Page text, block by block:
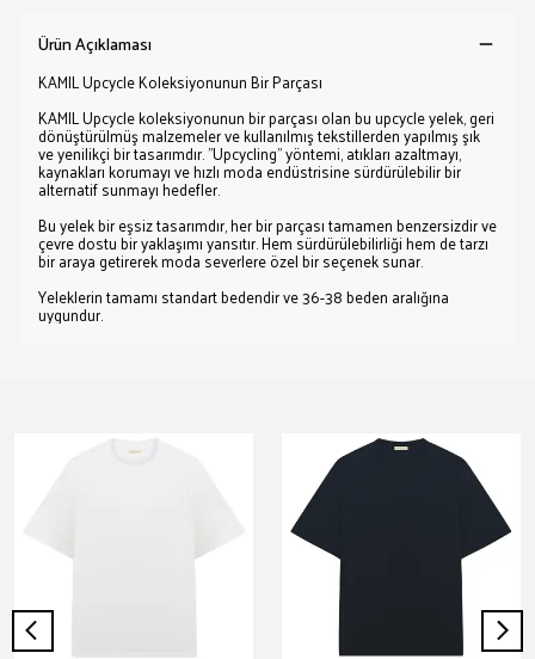
Ürün Açıklaması
KAMIL Upcycle Koleksiyonunun Bir Parçası
KAMIL Upcycle koleksiyonunun bir parçası olan bu upcycle yelek, geri
dönüştürülmüş malzemeler ve kullanılmış tekstillerden yapılmış şık
ve yenilikçi bir tasarımdır. "Upcycling" yöntemi, atıkları azaltmayı,
kaynakları korumayı ve hızlı moda endüstrisine sürdürülebilir bir
alternatif sunmayı hedefler.
Bu yelek bir eşsiz tasarımdır, her bir parçası tamamen benzersizdir ve
çevre dostu bir yaklaşımı yansıtır. Hem sürdürülebilirliği hem de tarzı
bir araya getirerek moda severlere özel bir seçenek sunar.
Yeleklerin tamamı standart bedendir ve 36-38 beden aralığına
uygundur.